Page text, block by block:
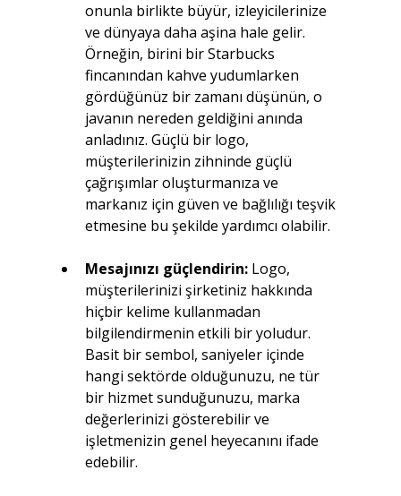
onunla birlikte büyür, izleyicilerinize
ve dünyaya daha aşina hale gelir.
Örneğin, birini bir Starbucks
fincanından kahve yudumlarken
gördüğünüz bir zamanı düşünün, o
javanın nereden geldiğini anında
anladınız. Güçlü bir logo,
müşterilerinizin zihninde güçlü
çağrışımlar oluşturmanıza ve
markanız için güven ve bağlılığı teşvik
etmesine bu şekilde yardımcı olabilir.
Mesajınızı güçlendirin: Logo,
müşterilerinizi şirketiniz hakkında
hiçbir kelime kullanmadan
bilgilendirmenin etkili bir yoludur.
Basit bir sembol, saniyeler içinde
hangi sektörde olduğunuzu, ne tür
bir hizmet sunduğunuzu, marka
değerlerinizi gösterebilir ve
işletmenizin genel heyecanını ifade
edebilir.